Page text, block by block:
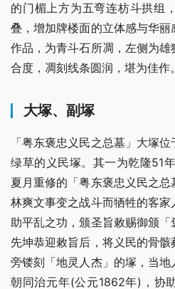
的门楣上方为五弯连枋斗拱组
叠，增加牌楼面的立体感与华
作品，为青斗石所凋，左侧为
合度，凋刻线条圆润，堪为佳作。
大塚、副塚
「粤东褒忠义民之总墓」大塚
绿草的义民塚。其一为乾隆51
夏月重修的「粤东褒忠义民之
林爽文事变之战斗而牺牲的客
助平乱之功，颁圣旨敕赐御颁
先坤恭迎敕旨后，将义民的骨
旁镂刻「地灵人杰」的塚，当
朝同治元年(公元1862年)，协